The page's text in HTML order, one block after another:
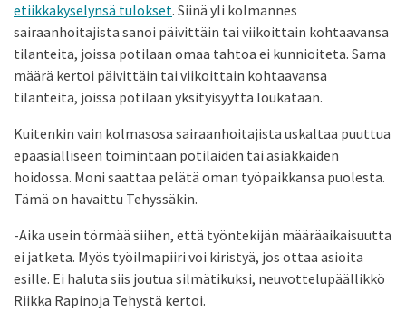
etiikkakyselynsä tulokset. Siinä yli kolmannes
sairaanhoitajista sanoi päivittäin tai viikoittain kohtaavansa
tilanteita, joissa potilaan omaa tahtoa ei kunnioiteta. Sama
määrä kertoi päivittäin tai viikoittain kohtaavansa
tilanteita, joissa potilaan yksityisyyttä loukataan.
Kuitenkin vain kolmasosa sairaanhoitajista uskaltaa puuttua
epäasialliseen toimintaan potilaiden tai asiakkaiden
hoidossa. Moni saattaa pelätä oman työpaikkansa puolesta.
Tämä on havaittu Tehyssäkin.
-Aika usein törmää siihen, että työntekijän määräaikaisuutta
ei jatketa. Myös työilmapiiri voi kiristyä, jos ottaa asioita
esille. Ei haluta siis joutua silmätikuksi, neuvottelupäällikkö
Riikka Rapinoja Tehystä kertoi.